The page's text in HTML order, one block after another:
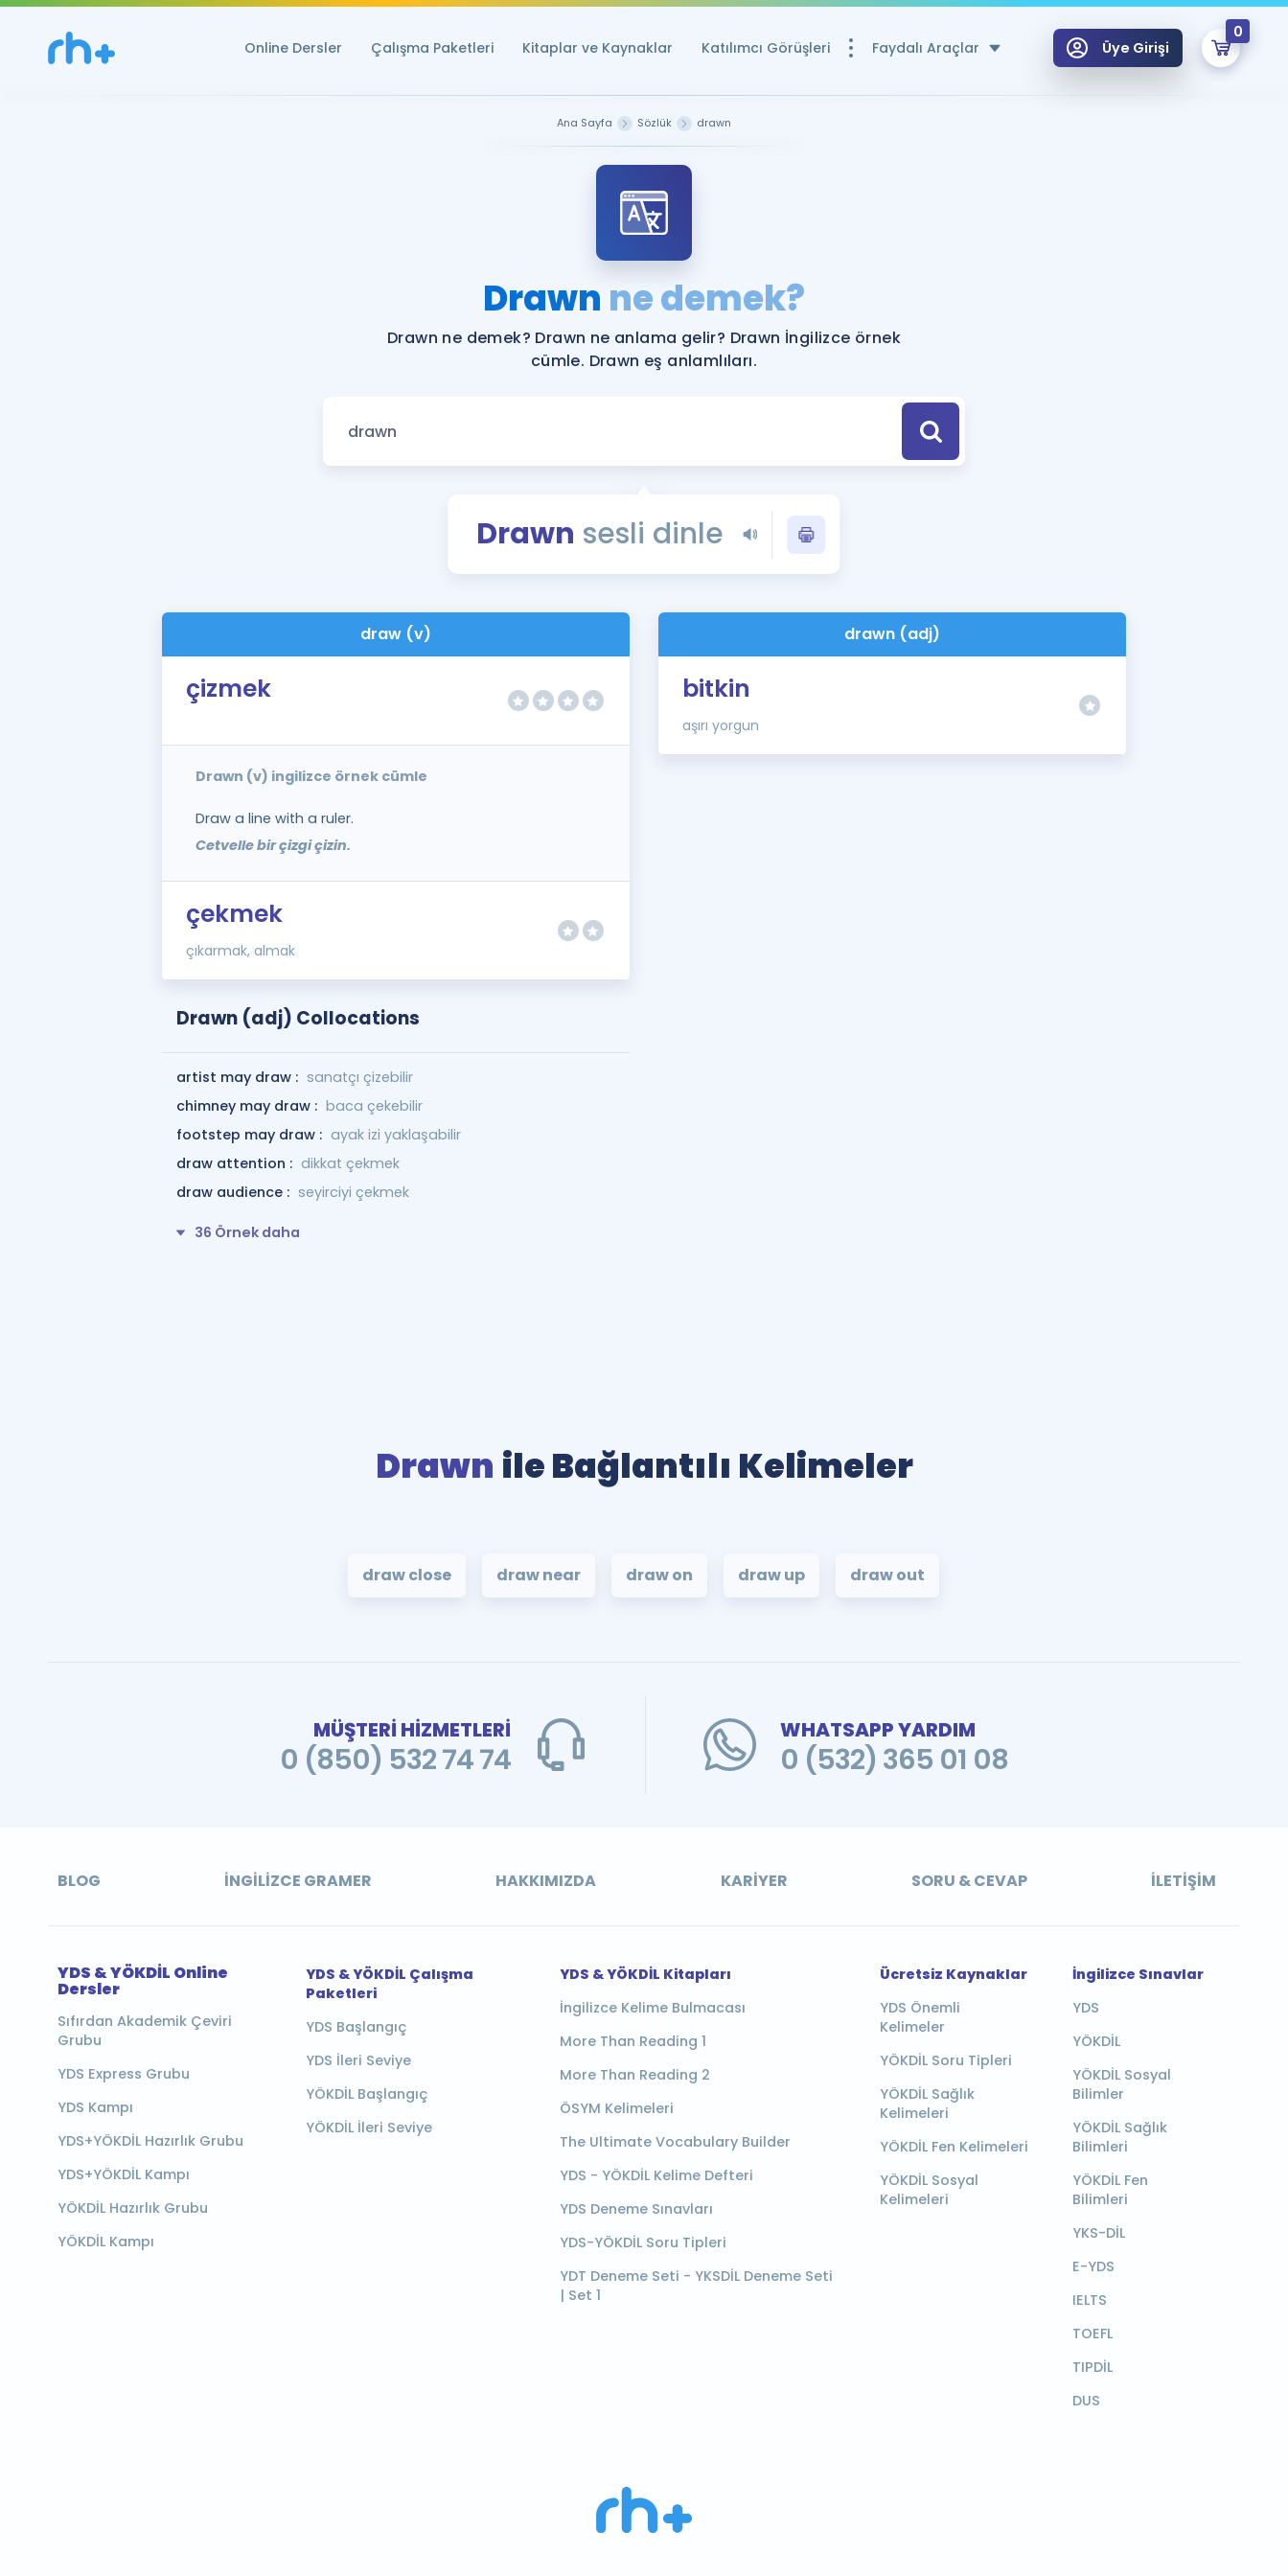
Online Dersler Çalışma Paketleri Kitaplar ve Kaynaklar Katılımcı Görüşleri Faydalı Araçlar
YDS ve YÖKDİL Puan Hesaplama Aracı
Rehberlik Aracı
YDS ve YÖKDİL'e Hazırlananlar için Öneriler
Tüm ÖSYM Sınavları Tek Takvimde
YDS - YÖKDİL Tüm Sınavlarla İlgili Haberler
İngilizce Gramer
Üye Girişi
0
Ana Sayfa Sözlük drawn
Drawn ne demek?
Drawn ne demek? Drawn ne anlama gelir? Drawn İngilizce örnek
cümle. Drawn eş anlamlıları.
Drawn sesli dinle
draw (v)
çizmek
Drawn (v) ingilizce örnek cümle
Draw a line with a ruler.
Cetvelle bir çizgi çizin.
çekmek
çıkarmak, almak
Drawn (adj) Collocations
artist may draw : sanatçı çizebilir
chimney may draw : baca çekebilir
footstep may draw : ayak izi yaklaşabilir
draw attention : dikkat çekmek
draw audience : seyirciyi çekmek
36 Örnek daha
drawn (adj)
bitkin
aşırı yorgun
Drawn ile Bağlantılı Kelimeler
draw close draw near draw on draw up draw out
MÜŞTERİ HİZMETLERİ
0 (850) 532 74 74
WHATSAPP YARDIM
0 (532) 365 01 08
BLOG İNGILIZCE GRAMER HAKKIMIZDA KARIYER SORU & CEVAP İLETIŞIM
YDS & YÖKDİL Online
Dersler
Sıfırdan Akademik Çeviri
Grubu
YDS Express Grubu
YDS Kampı
YDS+YÖKDİL Hazırlık Grubu
YDS+YÖKDİL Kampı
YÖKDİL Hazırlık Grubu
YÖKDİL Kampı
YDS & YÖKDİL Çalışma
Paketleri
YDS Başlangıç
YDS İleri Seviye
YÖKDİL Başlangıç
YÖKDİL İleri Seviye
YDS & YÖKDİL Kitapları
İngilizce Kelime Bulmacası
More Than Reading 1
More Than Reading 2
ÖSYM Kelimeleri
The Ultimate Vocabulary Builder
YDS - YÖKDİL Kelime Defteri
YDS Deneme Sınavları
YDS-YÖKDİL Soru Tipleri
YDT Deneme Seti - YKSDİL Deneme Seti
| Set 1
Ücretsiz Kaynaklar
YDS Önemli
Kelimeler
YÖKDİL Soru Tipleri
YÖKDİL Sağlık
Kelimeleri
YÖKDİL Fen Kelimeleri
YÖKDİL Sosyal
Kelimeleri
İngilizce Sınavlar
YDS
YÖKDİL
YÖKDİL Sosyal
Bilimler
YÖKDİL Sağlık
Bilimleri
YÖKDİL Fen
Bilimleri
YKS-DİL
E-YDS
IELTS
TOEFL
TIPDİL
DUS